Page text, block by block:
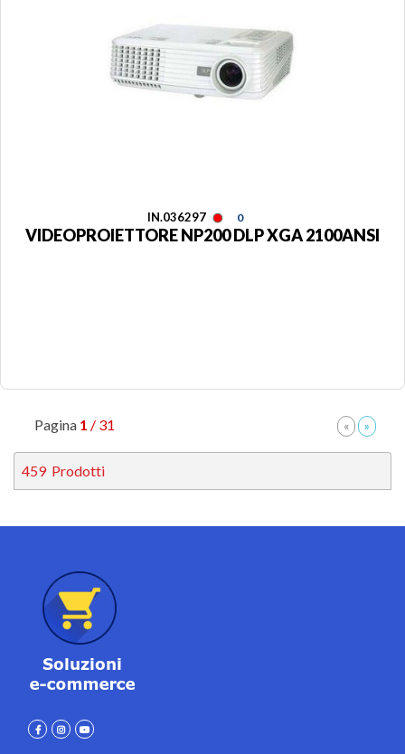
IN.036297 0
VIDEOPROIETTORE NP200 DLP XGA 2100ANSI
Pagina 1 / 31
459 Prodotti